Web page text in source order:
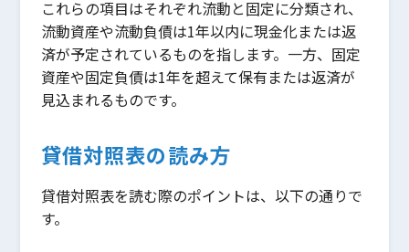
これらの項目はそれぞれ流動と固定に分類され、
流動資産や流動負債は1年以内に現金化または返
済が予定されているものを指します。一方、固定
資産や固定負債は1年を超えて保有または返済が
見込まれるものです。
貸借対照表の読み方
貸借対照表を読む際のポイントは、以下の通りで
す。